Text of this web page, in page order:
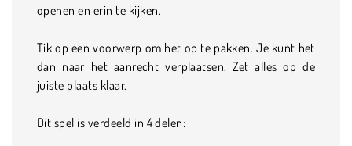
openen en erin te kijken.
Tik op een voorwerp om het op te pakken. Je kunt het
dan naar het aanrecht verplaatsen. Zet alles op de
juiste plaats klaar.
Dit spel is verdeeld in 4 delen: